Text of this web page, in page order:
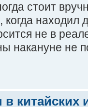
стоит
когда
не в
накануне не
китайских